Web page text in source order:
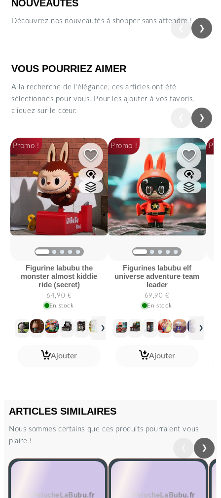
NOUVEAUTÉS
Découvrez nos nouveautés à shopper sans attendre !
Précédent
❯
VOUS POURRIEZ AIMER
A la recherche de l'élégance, ces articles ont été
sélectionnés pour vous. Pour les ajouter à vos favoris,
cliquez sur le cœur.
Promo !
figurine labubu the
monster almost kiddie
ride (secret)
64,90 €
En stock
❯
Ajouter
Promo !
figurines labubu elf
universe adventure team
leader
69,90 €
En stock
❯
Ajouter
Précédent
❯
ARTICLES SIMILAIRES
Nous sommes certains que ces produits pourraient vous
plaire !
Précédent
❯